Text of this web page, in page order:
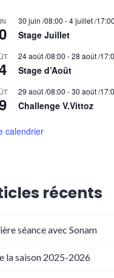
30 juin /08:00 -4 juillet /17:00
Stage Juillet
24 août /08:00 -28 août /
Stage d’Août
29 août /08:00 -30 août /
Challenge V.Vittoz
calendrier
récents
séance avec Sonam
la saison 2025-2026